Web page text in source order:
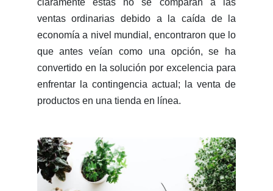
claramente éstas no se comparan a las
ventas ordinarias debido a la caída de la
economía a nivel mundial, encontraron que lo
que antes veían como una opción, se ha
convertido en la solución por excelencia para
enfrentar la contingencia actual; la venta de
productos en una tienda en línea.